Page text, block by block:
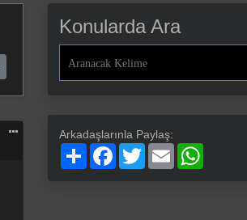
Konularda Ara
Arkadaşlarınla Paylaş:
PaylaşFacebook
TwitterEmail